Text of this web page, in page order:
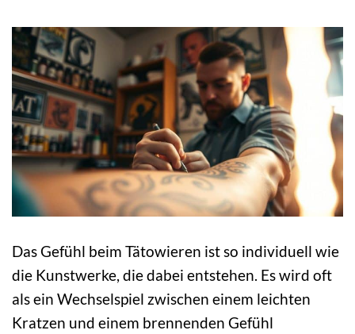
Das Gefühl beim Tätowieren ist so individuell wie
die Kunstwerke, die dabei entstehen. Es wird oft
als ein Wechselspiel zwischen einem leichten
Kratzen und einem brennenden Gefühl